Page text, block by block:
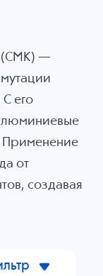
(СМК) —
С его
Применение
от
создавая